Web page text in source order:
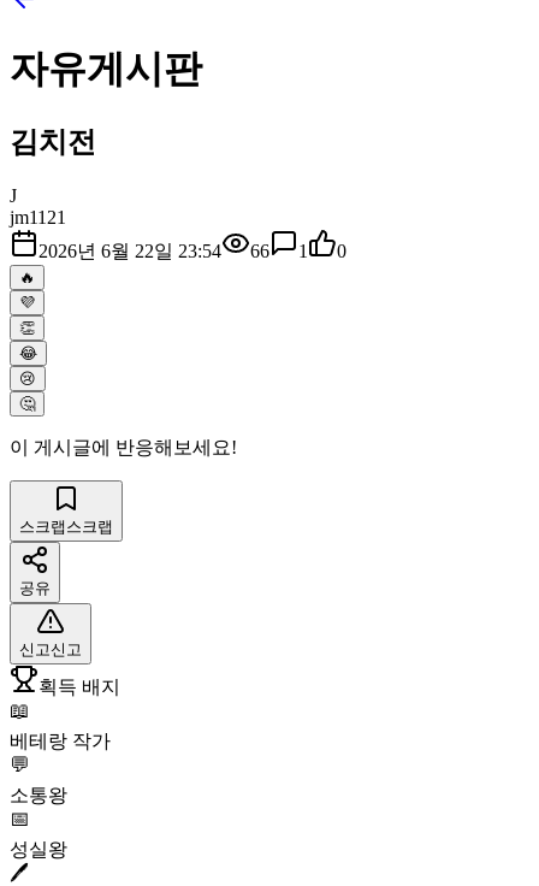
자유게시판
김치전
J
jm1121
2026년 6월 22일 23:54
66 1 0
🔥
💜
👏
😂
😢
🤔
이 게시글에 반응해보세요!
스크랩 스크랩
공유
신고신고
획득 배지
📖
베테랑 작가
💬
소통왕
📅
성실왕
🖊️